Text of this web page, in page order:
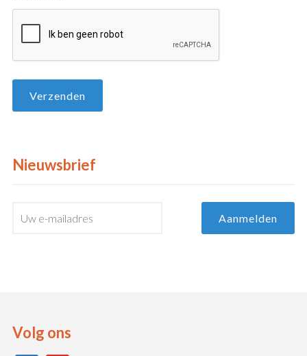
Nieuwsbrief
Volg ons